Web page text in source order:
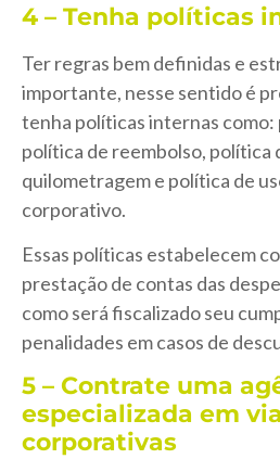
4 – Tenha políticas
Ter regras bem definidas e
importante, nesse sentido é
tenha políticas internas como:
política de reembolso, política
quilometragem e política de
corporativo.
Essas políticas estabelecem
prestação de contas das
como será fiscalizado seu
penalidades em casos de
5 – Contrate uma
especializada em
corporativas